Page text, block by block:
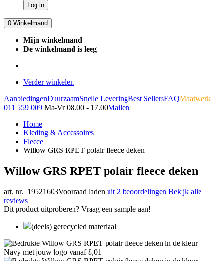
Log in
0 Winkelmand
Mijn winkelmand
De winkelmand is leeg
Verder winkelen
AanbiedingenDuurzaamSnelle LeveringBest SellersFAQMaatwerk
011 559 009 Ma-Vr 08.00 - 17.00Mailen
Home
Kleding & Accessoires
Fleece
Willow GRS RPET polair fleece deken
Willow GRS RPET polair fleece deken
art. nr. 19521603Voorraad laden uit 2 beoordelingen Bekijk alle
reviews
Dit product uitproberen? Vraag een sample aan!
(deels) gerecycled materiaal